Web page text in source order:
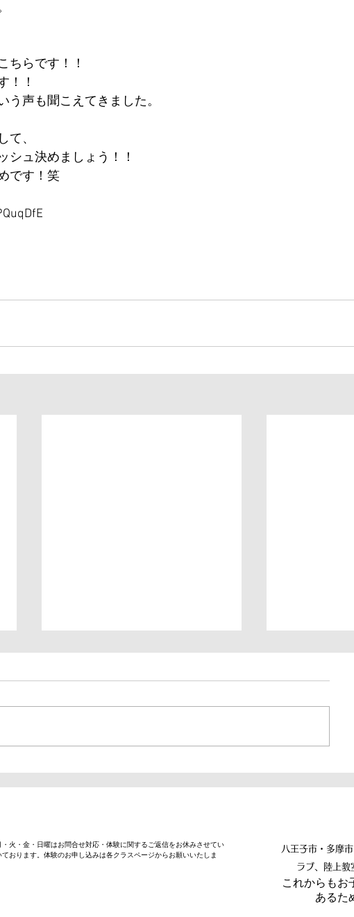
ちらです！！
！！
う声も聞こえてきました。
て、
シュ決めましょう！！
です！笑
【必見！】短距離走のスター
トダッシュの極意
【運動会前
の走り方の
・火・金・日曜はお問合せ対応・体験に関するご返信をお休みさせてい
ております。体験のお申し込みは各クラスページからお願いいたしま
八王子市・多摩
ラブ、陸上教
これからもお
あるた